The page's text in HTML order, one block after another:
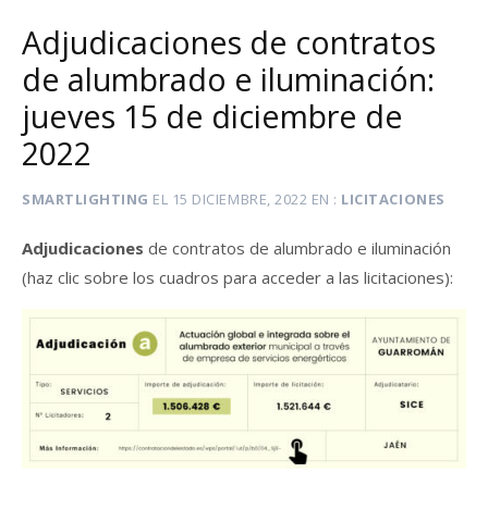
Adjudicaciones de contratos
de alumbrado e iluminación:
jueves 15 de diciembre de
2022
SMARTLIGHTING EL 15 DICIEMBRE, 2022 EN LICITACIONES
Adjudicaciones de contratos de alumbrado e iluminación
(haz clic sobre los cuadros para acceder a las licitaciones):